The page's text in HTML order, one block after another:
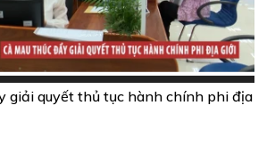
giải quyết thủ tục hành chính phi địa